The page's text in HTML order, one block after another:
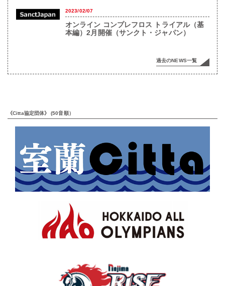
2023/02/07
オンライン コンプレフロス トライアル（基
本編）2月開催（サンクト・ジャパン）
過去のNEWS一覧
《Citta協定団体》 (50音順）